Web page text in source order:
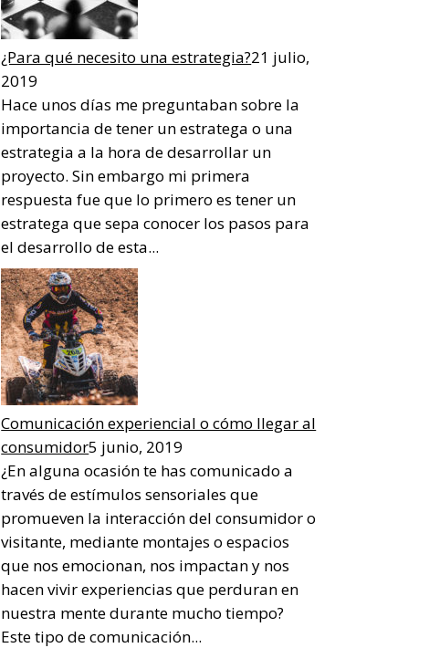
¿Para qué necesito una estrategia?21 julio,
2019
Hace unos días me preguntaban sobre la
importancia de tener un estratega o una
estrategia a la hora de desarrollar un
proyecto. Sin embargo mi primera
respuesta fue que lo primero es tener un
estratega que sepa conocer los pasos para
el desarrollo de esta...
Comunicación experiencial o cómo llegar al
consumidor5 junio, 2019
¿En alguna ocasión te has comunicado a
través de estímulos sensoriales que
promueven la interacción del consumidor o
visitante, mediante montajes o espacios
que nos emocionan, nos impactan y nos
hacen vivir experiencias que perduran en
nuestra mente durante mucho tiempo?
Este tipo de comunicación...